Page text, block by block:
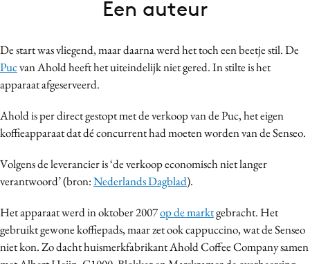
Carriere
Contentmarketing
Craft
Customer Experience
Data & Insights
Design
Digital transformation
Effectiviteit
Gedragsverandering
De start was vliegend, maar daarna werd het toch een beetje stil. De
Pucvan Ahold heeft het uiteindelijk niet gered. In stilte is het
apparaat afgeserveerd.
Ahold is per direct gestopt met de verkoop van de Puc, het eigen
koffieapparaat dat dé concurrent had moeten worden van de Senseo.
Volgens de leverancier is ‘de verkoop economisch niet langer
verantwoord’ (bron:Nederlands Dagblad).
Het apparaat werd in oktober 2007op de marktgebracht. Het
gebruikt gewone koffiepads, maar zet ook cappuccino, wat de Senseo
niet kon. Zo dacht huismerkfabrikant Ahold Coffee Company samen
Een auteur